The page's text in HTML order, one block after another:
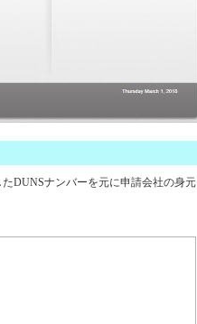
DUNSナンバーを元に申請会社の身元